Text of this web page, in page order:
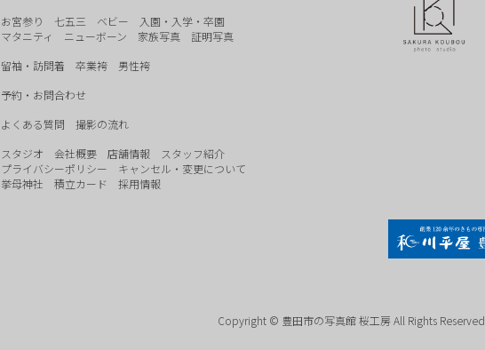
お宮参り 七五三 ベビー
入園・入学・卒園
マタニティ
ニューボーン 家族写真
証明写真
留袖・訪問着 卒業袴
男性袴
予約・お問合わせ
よくある質問 撮影の流れ
スタジオ 会社概要 店舗情報
スタッフ紹介
プライバシーポリシー
キャンセル・変更について
挙母神社
積立カード 採用情報
Copyright © 豊田市の写真館 桜工房 All Rights Reserved.